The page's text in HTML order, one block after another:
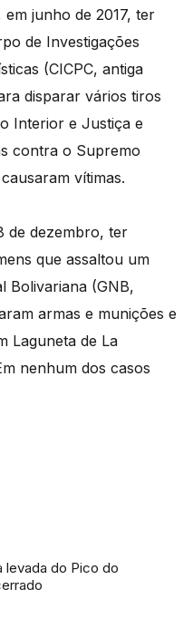
junho de 2017, ter
de Investigações
(CICPC, antiga
disparar vários tiros
Interior e Justiça e
contra o Supremo
vítimas.
de dezembro, ter
que assaltou um
Bolivariana (GNB,
armas e munições e
Laguneta de La
nenhum dos casos
levada do Pico do